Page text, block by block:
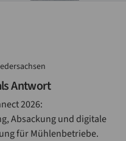
Antwort
2026:
Absackung und digitale
für Mühlenbetriebe.